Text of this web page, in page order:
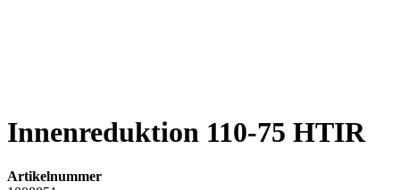
Innenreduktion 110-75 HTIR
Artikelnummer